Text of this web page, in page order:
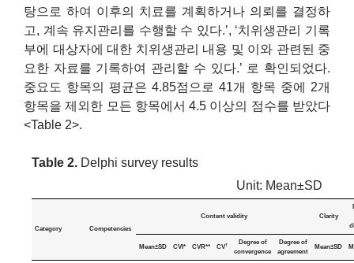
탕으로 하여 이후의 치료를 계획하거나 의뢰를 결정하
고, 계속 유지관리를 수행할 수 있다.’, ‘치위생관리 기록
부에 대상자에 대한 치위생관리 내용 및 이와 관련된 중
요한 자료를 기록하여 관리할 수 있다.’ 로 확인되었다.
중요도 항목의 평균은 4.85점으로 41개 항목 중에 2개
항목을 제외한 모든 항목에서 4.5 이상의 점수를 받았다
<Table 2>.
Table 2. Delphi survey results
Unit: Mean±SD
Category Competencies
Content validity Clarity
Mean±SD CVI* CVR** CV†
Degree of
convergence
Degree of
agreement
Mean±SD